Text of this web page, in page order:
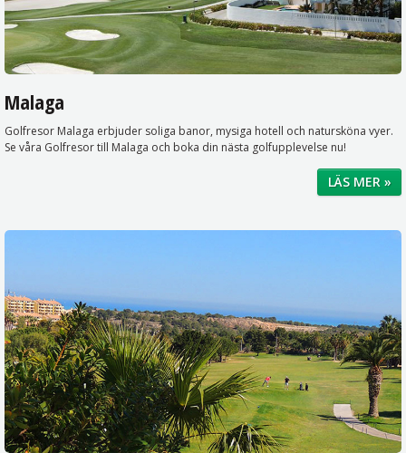
Malaga
Golfresor Malaga erbjuder soliga banor, mysiga hotell och natursköna vyer.
Se våra Golfresor till Malaga och boka din nästa golfupplevelse nu!
LÄS MER »